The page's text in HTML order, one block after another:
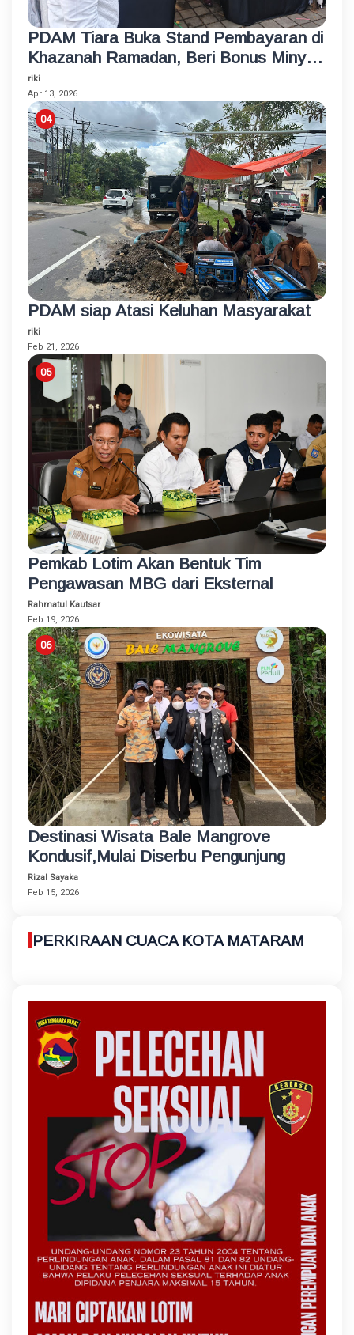
PDAM Tiara Buka Stand Pembayaran di
Khazanah Ramadan, Beri Bonus Minyak
Goreng
riki
Apr 13, 2026
PDAM siap Atasi Keluhan Masyarakat
riki
Feb 21, 2026
Pemkab Lotim Akan Bentuk Tim
Pengawasan MBG dari Eksternal
Rahmatul Kautsar
Feb 19, 2026
Destinasi Wisata Bale Mangrove
Kondusif,Mulai Diserbu Pengunjung
Rizal Sayaka
Feb 15, 2026
PERKIRAAN CUACA KOTA MATARAM